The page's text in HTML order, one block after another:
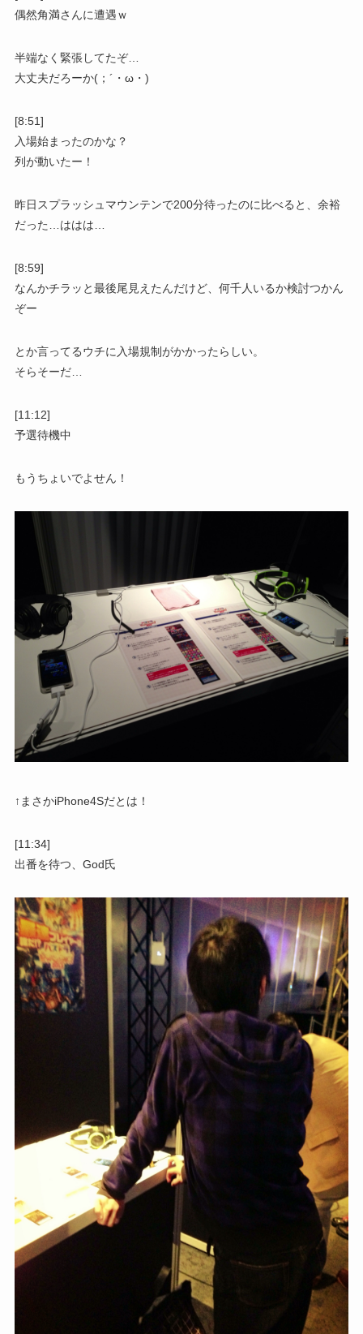
偶然角満さんに遭遇ｗ
半端なく緊張してたぞ…
大丈夫だろーか(；´・ω・)
[8:51]
入場始まったのかな？
列が動いたー！
昨日スプラッシュマウンテンで200分待ったのに比べると、余裕
だった…ははは…
[8:59]
なんかチラッと最後尾見えたんだけど、何千人いるか検討つかん
ぞー
とか言ってるウチに入場規制がかかったらしい。
そらそーだ…
[11:12]
予選待機中
もうちょいでよせん！
↑まさかiPhone4Sだとは！
[11:34]
出番を待つ、God氏